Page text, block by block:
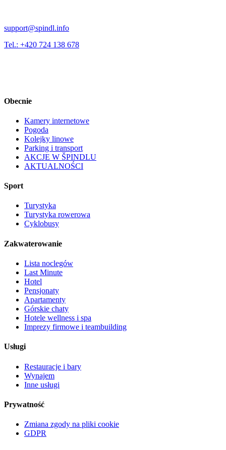
support@spindl.info
Tel.: +420 724 138 678
Obecnie
Kamery internetowe
Pogoda
Kolejky linowe
Parking i transport
AKCJE W ŠPINDLU
AKTUALNOŚCI
Sport
Turystyka
Turystyka rowerowa
Cyklobusy
Zakwaterowanie
Lista noclegów
Last Minute
Hotel
Pensjonaty
Apartamenty
Górskie chaty
Hotele wellness i spa
Imprezy firmowe i teambuilding
Usługi
Restauracje i bary
Wynajem
Inne usługi
Prywatność
Zmiana zgody na pliki cookie
GDPR